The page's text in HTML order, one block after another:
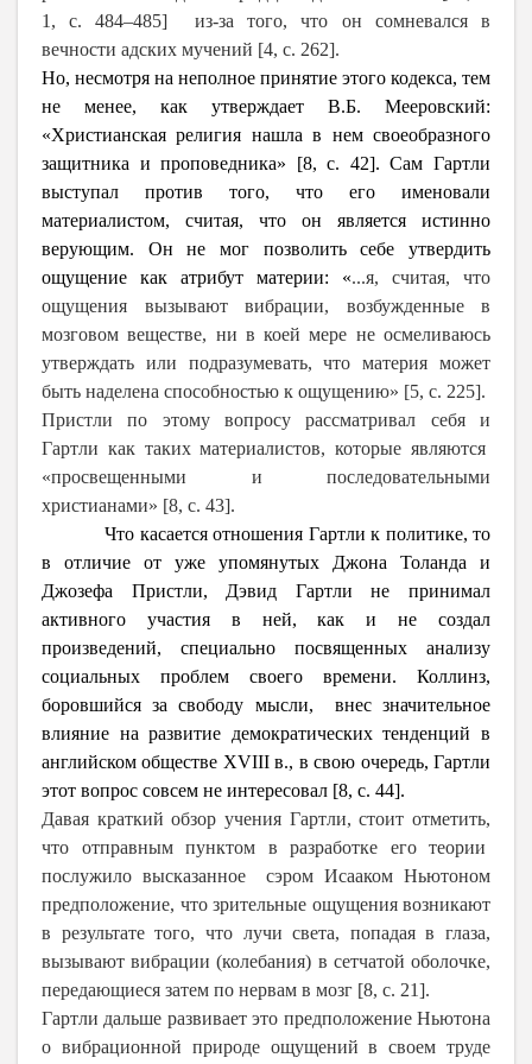
1, с. 484–485] из-за того, что он сомневался в
вечности адских мучений [4, c. 262].
Но, несмотря на неполное принятие этого кодекса, тем
не менее, как утверждает В.Б. Мееровский:
«Христианская религия нашла в нем своеобразного
защитника и проповедника» [8, c. 42]. Сам Гартли
выступал против того, что его именовали
материалистом, считая, что он является истинно
верующим. Он не мог позволить себе утвердить
ощущение как атрибут материи: «...я, считая, что
ощущения вызывают вибрации, возбужденные в
мозговом веществе, ни в коей мере не осмеливаюсь
утверждать или подразумевать, что материя может
быть наделена способностью к ощущению» [5, c. 225].
Пристли по этому вопросу рассматривал себя и
Гартли как таких материалистов, которые являются
«просвещенными и последовательными
христианами» [8, c. 43].
Что касается отношения Гартли к политике, то
в отличие от уже упомянутых Джона Толанда и
Джозефа Пристли, Дэвид Гартли не принимал
активного участия в ней, как и не создал
произведений, специально посвященных анализу
социальных проблем своего времени. Коллинз,
боровшийся за свободу мысли, внес значительное
влияние на развитие демократических тенденций в
английском обществе XVIII в., в свою очередь, Гартли
этот вопрос совсем не интересовал [8, c. 44].
Давая краткий обзор учения Гартли, стоит отметить,
что отправным пунктом в разработке его теории
послужило высказанное сэром Исааком Ньютоном
предположение, что зрительные ощущения возникают
в результате того, что лучи света, попадая в глаза,
вызывают вибрации (колебания) в сетчатой оболочке,
передающиеся затем по нервам в мозг [8, c. 21].
Гартли дальше развивает это предположение Ньютона
о вибрационной природе ощущений в своем труде